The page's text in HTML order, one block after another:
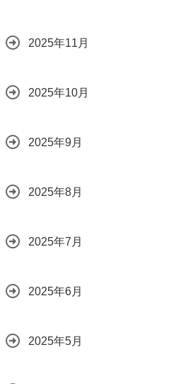
2025年11月
2025年10月
2025年9月
2025年8月
2025年7月
2025年6月
2025年5月